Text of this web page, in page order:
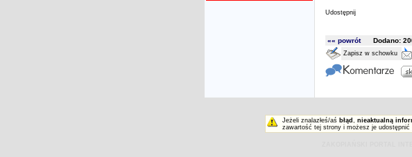
Udostępnij
«« powrótDodano:
Zapisz w schowku
Jeżeli znalazłeś/aś błąd , nieaktualną
zawartość tej strony i możesz je udostępnić